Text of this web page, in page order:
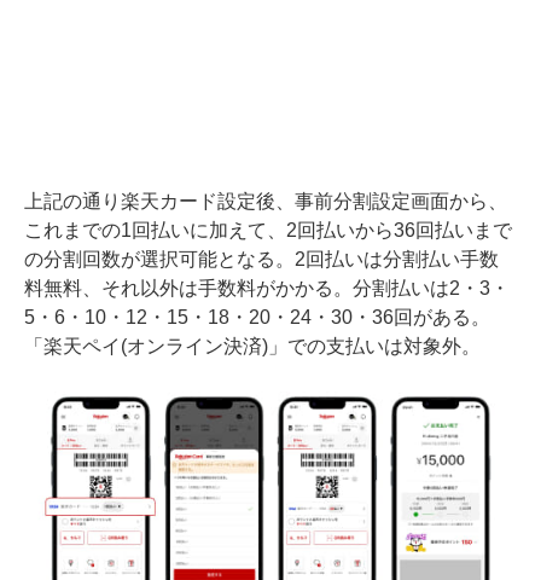
上記の通り楽天カード設定後、事前分割設定画面から、
これまでの1回払いに加えて、2回払いから36回払いまで
の分割回数が選択可能となる。2回払いは分割払い手数
料無料、それ以外は手数料がかかる。分割払いは2・3・
5・6・10・12・15・18・20・24・30・36回がある。
「楽天ペイ(オンライン決済)」での支払いは対象外。